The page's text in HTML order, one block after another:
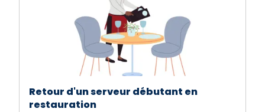
Retour d'un serveur débutant en
restauration